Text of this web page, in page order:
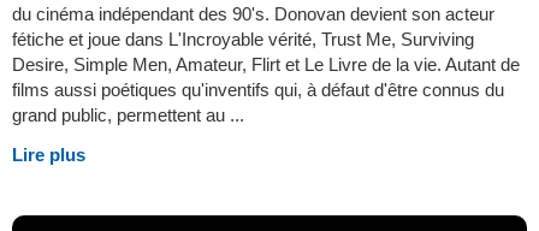
du cinéma indépendant des 90's. Donovan devient son acteur
fétiche et joue dans L'Incroyable vérité, Trust Me, Surviving
Desire, Simple Men, Amateur, Flirt et Le Livre de la vie. Autant de
films aussi poétiques qu'inventifs qui, à défaut d'être connus du
grand public, permettent au ...
Lire plus